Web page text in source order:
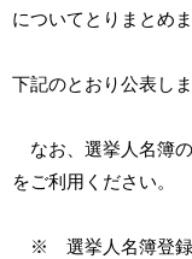
についてとりまとめま
下記のとおり公表しま
なお、選挙人名簿
をご利用ください。
※ 選挙人名簿登録